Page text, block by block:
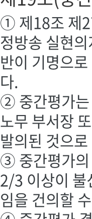
① 제18조 제2
정방송 실현
반이 기명으
다.
② 중간평가는
노무 부서장
발의된 것으
③ 중간평가의
2/3 이상이 불
임을 건의할